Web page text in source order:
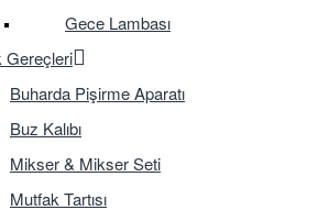
Gece Lambası
Gereçleri
Buharda Pişirme Aparatı
Buz Kalıbı
Mikser & Mikser Seti
Mutfak Tartısı